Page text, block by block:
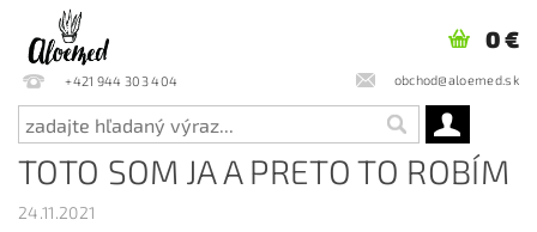
+421 944 303 404 obchod@aloemed.sk
0 €
TOTO SOM JA A PRETO TO ROBÍM
24.11.2021